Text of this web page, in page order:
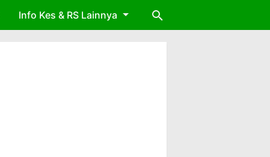
Info Kes & RS Lainnya